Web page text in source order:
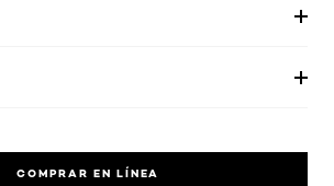
COMPRAR EN LÍNEA